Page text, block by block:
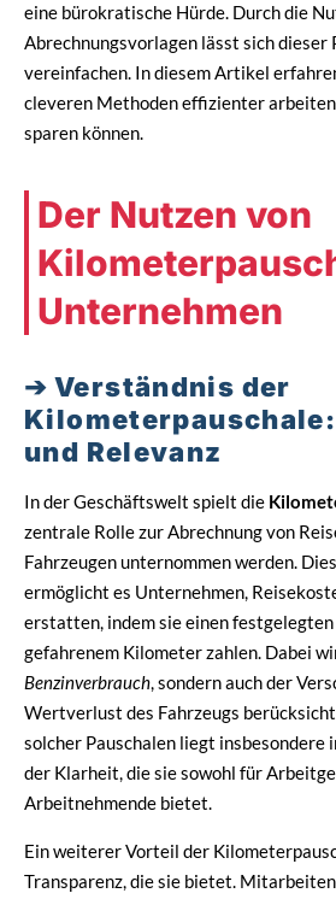
eine bürokratische Hürde. Durch die
Abrechnungsvorlagen lässt sich dieser
vereinfachen. In diesem Artikel
cleveren Methoden effizienter
sparen können.
Der Nutzen von
Unternehmen
Verständnis der
und Relevanz
In der Geschäftswelt spielt die
zentrale Rolle zur Abrechnung von
Fahrzeugen unternommen werden.
ermöglicht es Unternehmen,
erstatten, indem sie einen
gefahrenem Kilometer zahlen. Dabei
Benzinverbrauch, sondern auch der
Wertverlust des Fahrzeugs
solcher Pauschalen liegt insbesondere
der Klarheit, die sie sowohl für
Arbeitnehmende bietet.
Ein weiterer Vorteil der
Transparenz, die sie bietet.